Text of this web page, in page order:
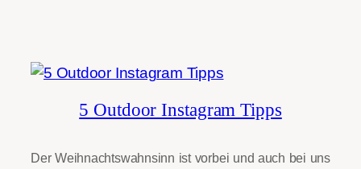
5 Outdoor Instagram Tipps
Der Weihnachtswahnsinn ist vorbei und auch bei uns